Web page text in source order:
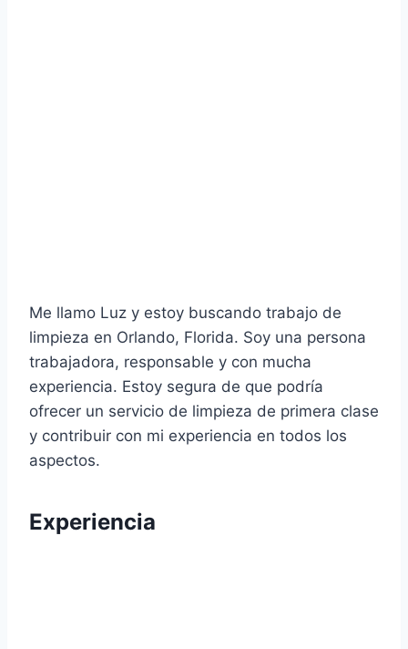
Me llamo Luz y estoy buscando trabajo de
limpieza en Orlando, Florida. Soy una persona
trabajadora, responsable y con mucha
experiencia. Estoy segura de que podría
ofrecer un servicio de limpieza de primera clase
y contribuir con mi experiencia en todos los
aspectos.
Experiencia